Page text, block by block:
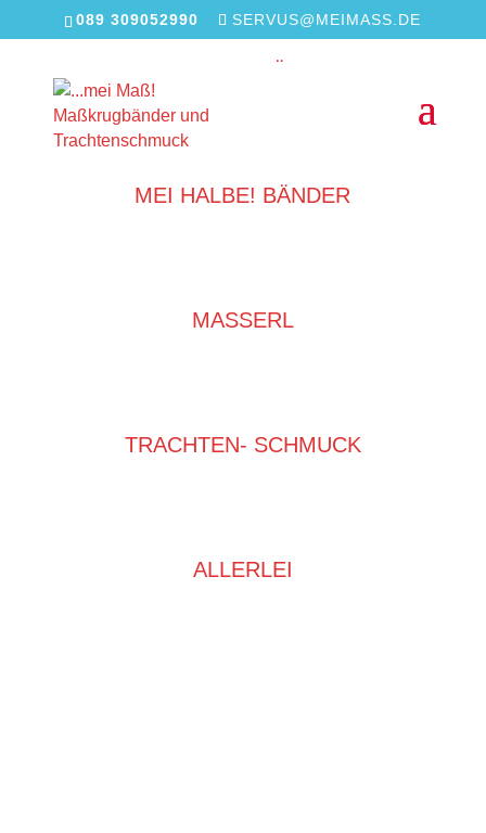
089 309052990 SERVUS@MEIMASS.DE
MEI HALBE! BÄNDER
MASSERL
TRACHTEN- SCHMUCK
ALLERLEI